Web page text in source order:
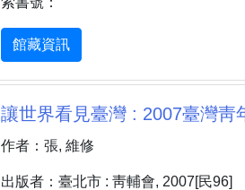
館藏資訊
讓世界看見臺灣 : 2007臺灣靑
作者：張, 維修
出版者：臺北市 : 靑輔會, 2007[民96]